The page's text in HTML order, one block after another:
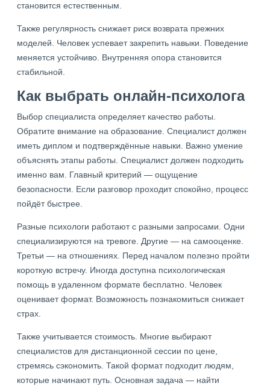
становится естественным.
Также регулярность снижает риск возврата прежних
моделей. Человек успевает закрепить навыки. Поведение
меняется устойчиво. Внутренняя опора становится
стабильной.
Как выбрать онлайн-психолога
Выбор специалиста определяет качество работы.
Обратите внимание на образование. Специалист должен
иметь диплом и подтверждённые навыки. Важно умение
объяснять этапы работы. Специалист должен подходить
именно вам. Главный критерий — ощущение
безопасности. Если разговор проходит спокойно, процесс
пойдёт быстрее.
Разные психологи работают с разными запросами. Одни
специализируются на тревоге. Другие — на самооценке.
Третьи — на отношениях. Перед началом полезно пройти
короткую встречу. Иногда доступна психологическая
помощь в удаленном формате бесплатно. Человек
оценивает формат. Возможность познакомиться снижает
страх.
Также учитывается стоимость. Многие выбирают
специалистов для дистанционной сессии по цене,
стремясь сэкономить. Такой формат подходит людям,
которые начинают путь. Основная задача — найти